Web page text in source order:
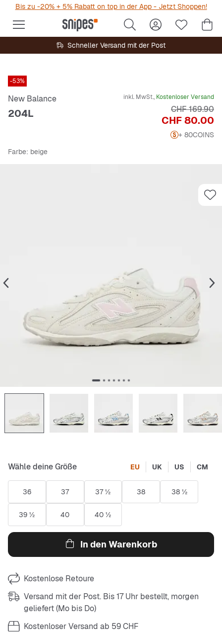
Bis zu -20% + 5% Rabatt on top in der App - Jetzt Shoppen!
Schneller Versand mit der Post
-53%
New Balance
204L
inkl. MwSt., Kostenloser Versand
Preis
CHF 80.00
Originalpreis
CHF 169.90
+ 80COINS
Farbe: beige
Wähle deine Größe EU UK US CM
36 37 37 ½ 38 38 ½
39 ½ 40 40 ½
In den Warenkorb
Kostenlose Retoure
Versand mit der Post. Bis 17 Uhr bestellt, morgen
geliefert (Mo bis Do)
Kostenloser Versand ab 59 CHF